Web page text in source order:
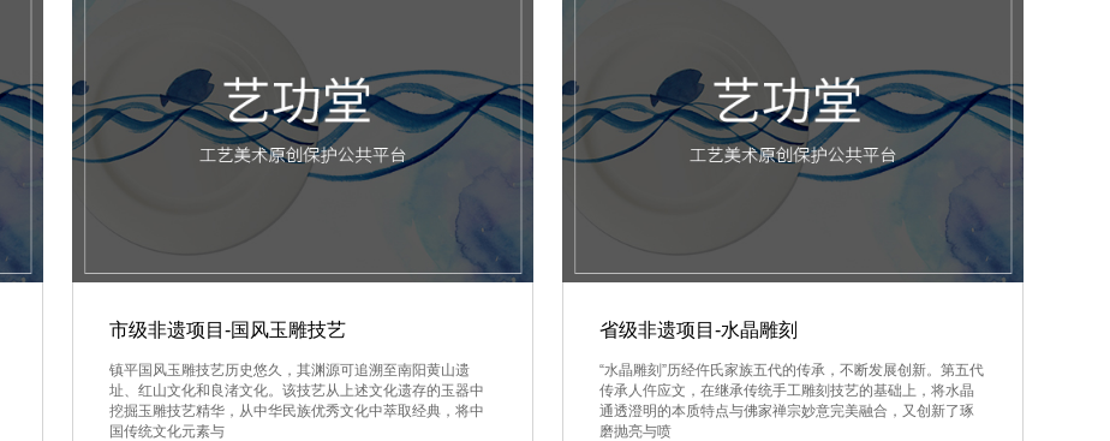
市级非遗项目-国风玉雕技艺
镇平国风玉雕技艺历史悠久，其渊源可追溯至南阳黄山遗
址、红山文化和良渚文化。该技艺从上述文化遗存的玉器中
挖掘玉雕技艺精华，从中华民族优秀文化中萃取经典，将中
国传统文化元素与
省级非遗项目-水晶雕刻
“水晶雕刻”历经仵氏家族五代的传承，不断发展创新。第五代
传承人仵应文，在继承传统手工雕刻技艺的基础上，将水晶
通透澄明的本质特点与佛家禅宗妙意完美融合，又创新了琢
磨抛亮与喷